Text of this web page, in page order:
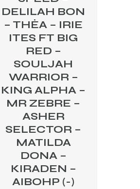
DELILAH BON
– THÉA – IRIE
ITES FT BIG
RED –
SOULJAH
WARRIOR –
KING ALPHA –
MR ZEBRE –
ASHER
SELECTOR –
MATILDA
DONA –
KIRADEN –
AIBOHP (-)